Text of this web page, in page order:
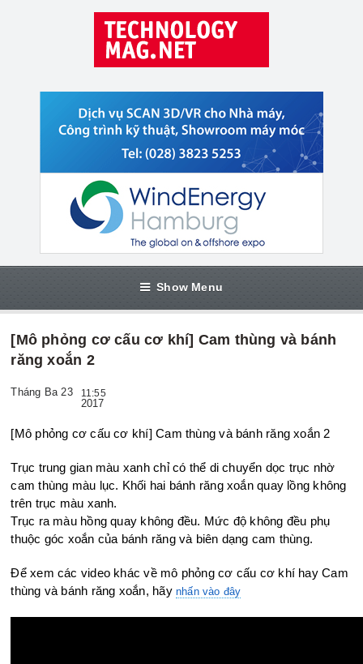
Show Menu
[Mô phỏng cơ cấu cơ khí] Cam thùng và bánh
răng xoắn 2
Tháng Ba 23 11:55
2017
[Mô phỏng cơ cấu cơ khí] Cam thùng và bánh răng xoắn 2
Trục trung gian màu xanh chỉ có thể di chuyển dọc trục nhờ
cam thùng màu lục. Khối hai bánh răng xoắn quay lồng không
trên trục màu xanh.
Trục ra màu hồng quay không đều. Mức độ không đều phụ
thuộc góc xoắn của bánh răng và biên dạng cam thùng.
Để xem các video khác về mô phỏng cơ cấu cơ khí hay Cam
thùng và bánh răng xoắn, hãy nhấn vào đây